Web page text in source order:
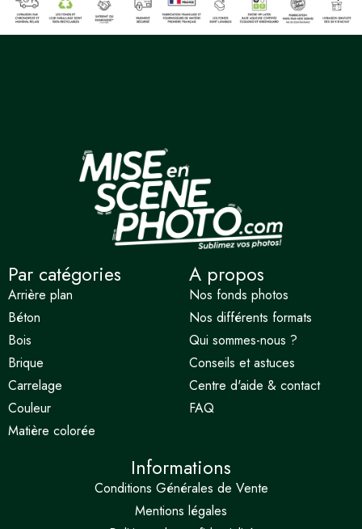
Par catégories
Arrière plan
Béton
Bois
Brique
Carrelage
Couleur
Matière colorée
A propos
Nos fonds photos
Nos différents formats
Qui sommes-nous ?
Conseils et astuces
Centre d'aide & contact
FAQ
Informations
Conditions Générales de Vente
Mentions légales